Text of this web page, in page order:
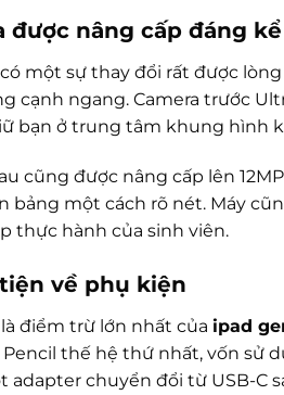
được nâng cấp đáng kể
một sự thay đổi rất được
cạnh ngang. Camera trước
bạn ở trung tâm khung hình
cũng được nâng cấp lên
bảng một cách rõ nét. Máy
thực hành của sinh viên.
về phụ kiện
điểm trừ lớn nhất của ipad
Pencil thế hệ thứ nhất, vốn sử
adapter chuyển đổi từ USB-C